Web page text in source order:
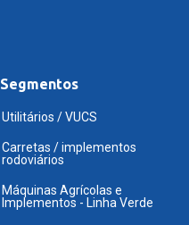
Segmentos
Utilitários / VUCS
Carretas / implementos
rodoviários
Máquinas Agrícolas e
Implementos - Linha Verde